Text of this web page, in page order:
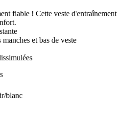
fiable ! Cette veste d'entraînement
et bas de veste
blanc